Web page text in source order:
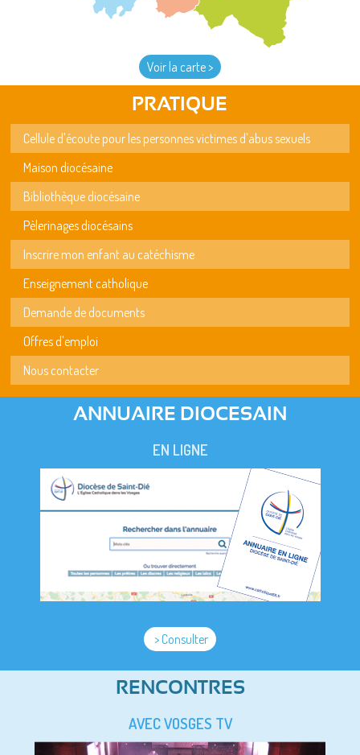
Voir la carte >
PRATIQUE
Cellule d'écoute pour les personnes victimes d'abus sexuels
Maison diocésaine
Bibliothèque diocésaine
Pèlerinages diocésains
Inscrire mon enfant au catéchisme
Enseignement catholique
Demande de documents
Offres d'emploi
Nous contacter
ANNUAIRE DIOCESAIN
EN LIGNE
> Consulter
RENCONTRES
AVEC VOSGES TV